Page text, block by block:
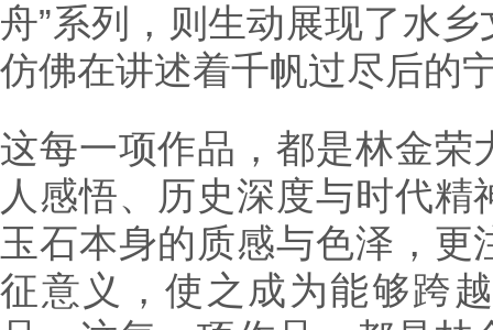
舟”系列，则生动展现了水
仿佛在讲述着千帆过尽后的
这每一项作品，都是林金荣
人感悟、历史深度与时代
玉石本身的质感与色泽，
征意义，使之成为能够跨